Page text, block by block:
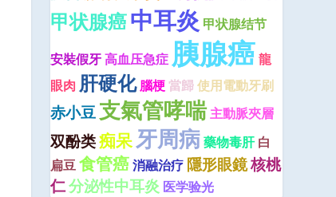
甲状腺癌中耳炎 甲状腺结节
安裝假牙高血压急症 胰腺癌龍
眼肉 肝硬化 腦梗 當歸使用電動牙刷
赤小豆支氣管哮喘主動脈夾層
双酚类痴呆牙周病藥物毒肝 白
扁豆食管癌消融治疗 隱形眼鏡核桃
仁分泌性中耳炎 医学验光